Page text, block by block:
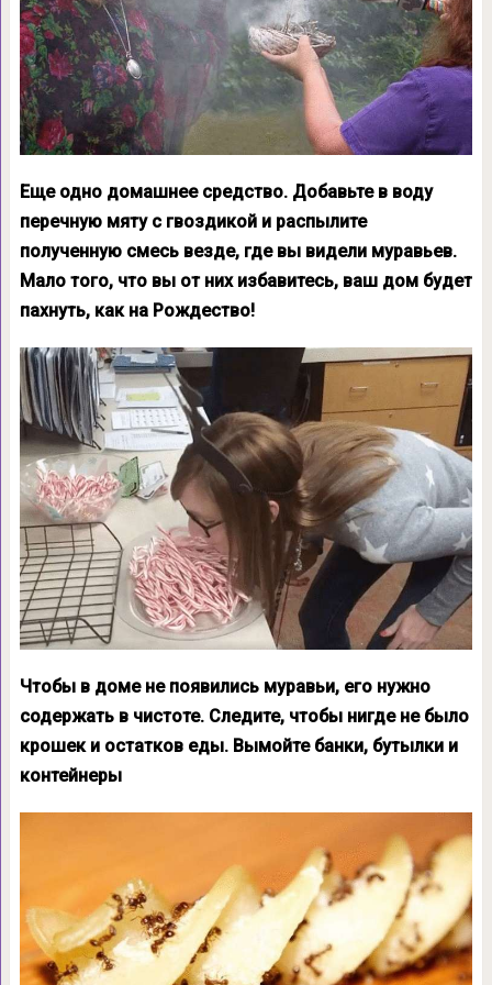
Еще одно домашнее средство. Добавьте в воду
перечную мяту с гвоздикой и распылите
полученную смесь везде, где вы видели муравьев.
Мало того, что вы от них избавитесь, ваш дом будет
пахнуть, как на Рождество!
Чтобы в доме не появились муравьи, его нужно
содержать в чистоте. Следите, чтобы нигде не было
крошек и остатков еды. Вымойте банки, бутылки и
контейнеры